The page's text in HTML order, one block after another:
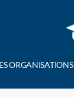
ORGANISATIONS